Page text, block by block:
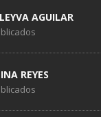
AGUILAR
REYES